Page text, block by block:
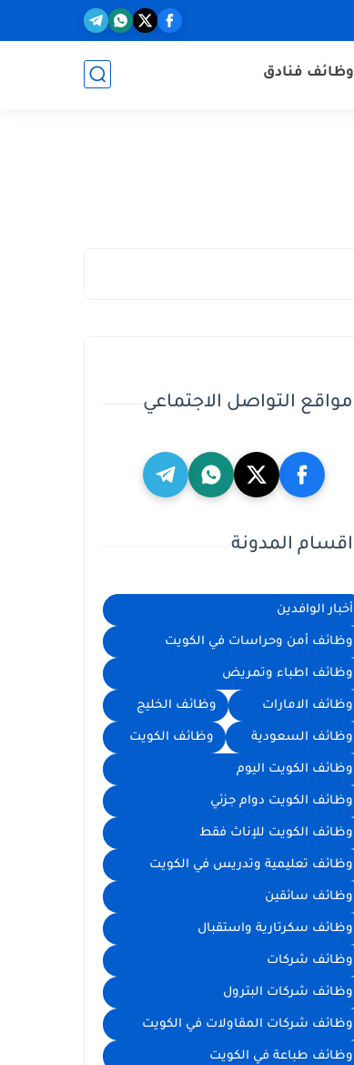
وظائف فنادق
مواقع التواصل الاجتماعي
اقسام المدونة
أخبار الوافدين
وظائف أمن وحراسات في الكويت
وظائف اطباء وتمريض
وظائف الامارات وظائف الخليج
وظائف السعودية وظائف الكويت
وظائف الكويت اليوم
وظائف الكويت دوام جزئي
وظائف الكويت للإناث فقط
وظائف تعليمية وتدريس في الكويت
وظائف سائقين
وظائف سكرتارية واستقبال
وظائف شركات
وظائف شركات البترول
وظائف شركات المقاولات في الكويت
وظائف طباعة في الكويت